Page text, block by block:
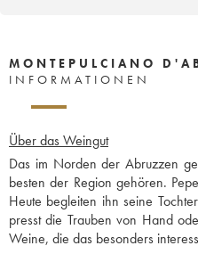
MONTEPULCIANO
INFORMATIONEN
Über das Weingut
Das im Norden der Abruzzen
besten der Region gehören.
Heute begleiten ihn seine
presst die Trauben von Hand
Weine, die das besonders